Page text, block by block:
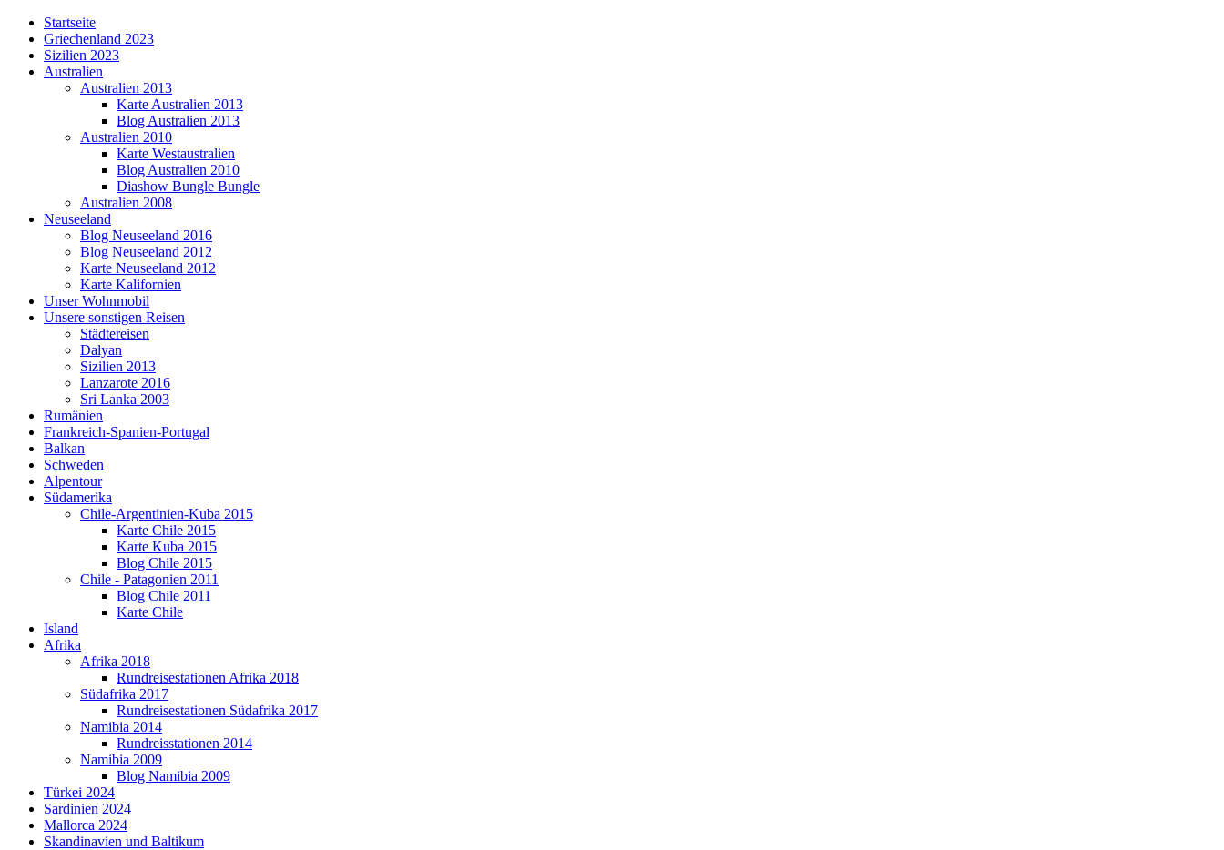
Startseite
Griechenland 2023
Sizilien 2023
Australien
Australien 2013
Karte Australien 2013
Blog Australien 2013
Australien 2010
Karte Westaustralien
Blog Australien 2010
Diashow Bungle Bungle
Australien 2008
Neuseeland
Blog Neuseeland 2016
Blog Neuseeland 2012
Karte Neuseeland 2012
Karte Kalifornien
Unser Wohnmobil
Unsere sonstigen Reisen
Städtereisen
Dalyan
Sizilien 2013
Lanzarote 2016
Sri Lanka 2003
Rumänien
Frankreich-Spanien-Portugal
Balkan
Schweden
Alpentour
Südamerika
Chile-Argentinien-Kuba 2015
Karte Chile 2015
Karte Kuba 2015
Blog Chile 2015
Chile - Patagonien 2011
Blog Chile 2011
Karte Chile
Island
Afrika
Afrika 2018
Rundreisestationen Afrika 2018
Südafrika 2017
Rundreisestationen Südafrika 2017
Namibia 2014
Rundreisstationen 2014
Namibia 2009
Blog Namibia 2009
Türkei 2024
Sardinien 2024
Mallorca 2024
Skandinavien und Baltikum